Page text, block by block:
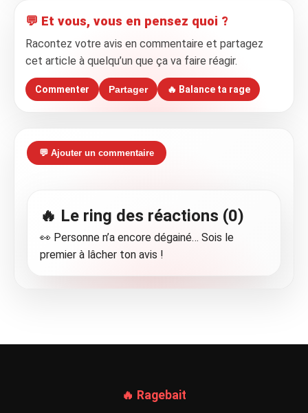
💬 Et vous, vous en pensez quoi ?
Racontez votre avis en commentaire et partagez
cet article à quelqu’un que ça va faire réagir.
Commenter Partager 🔥 Balance ta rage
💬 Ajouter un commentaire
🔥 Le ring des réactions (0)
👀 Personne n’a encore dégainé… Sois le
premier à lâcher ton avis !
🔥 Ragebait